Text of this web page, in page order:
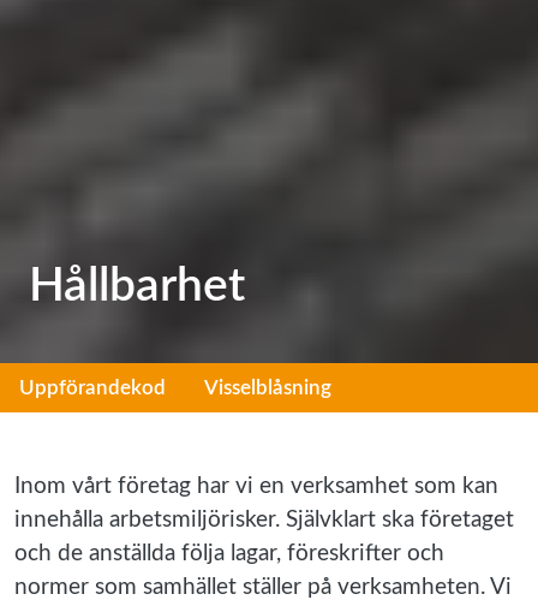
Hållbarhet
Uppförandekod Visselblåsning
Inom vårt företag har vi en verksamhet som kan
innehålla arbetsmiljörisker. Självklart ska företaget
och de anställda följa lagar, föreskrifter och
normer som samhället ställer på verksamheten. Vi